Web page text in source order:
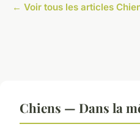
← Voir tous les articles
Chiens — Dans la